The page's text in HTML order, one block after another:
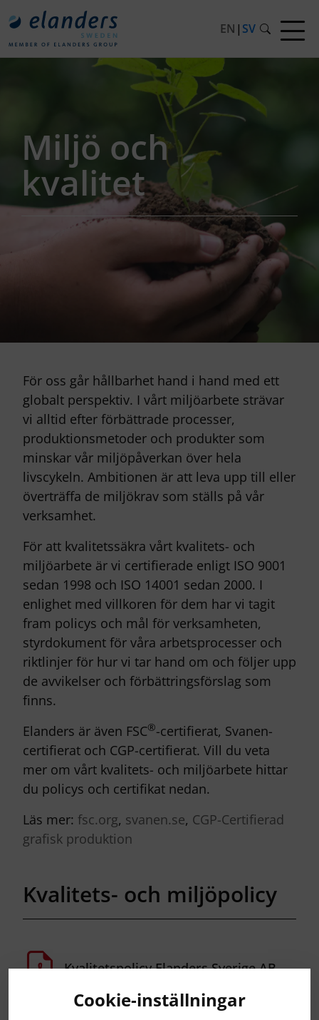
EN | SV
Miljö och
kvalitet
För oss går hållbarhet hand i hand med ett
globalt perspektiv. I vårt miljöarbete strävar
vi alltid efter förbättrade processer,
produktionsmetoder och produkter som
minskar vår miljöpåverkan över hela
livscykeln. Ambitionen är att leva upp till eller
överträffa de miljökrav som ställs på vår
verksamhet.
För att kvalitetssäkra vårt kvalitets- och
miljöarbete är vi certifierade enligt ISO 9001
sedan 1998 och ISO 14001 sedan 2000. I
enlighet med villkoren för dem har vi tagit
fram policys och mål för verksamheten,
styrdokument för våra arbetsprocesser och
riktlinjer för hur vi tar hand om och följer upp
de avvikelser och förbättringsförslag som
finns.
Elanders är även FSC®-certifierat, Svanen-
certifierat och CGP-certifierat. Vill du veta
mer om vårt kvalitets- och miljöarbete hittar
du policys och certifikat nedan.
Läs mer: fsc.org, svanen.se, CGP-Certifierad
grafisk produktion
Kvalitets- och miljöpolicy
Kvalitetspolicy Elanders Sverige AB
Cookie-inställningar